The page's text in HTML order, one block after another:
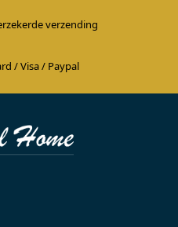
verzending
/ Visa / Paypal